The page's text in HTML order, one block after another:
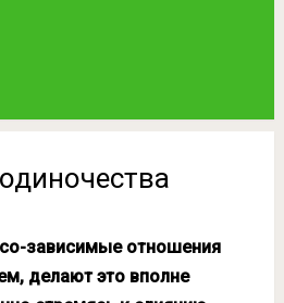
зависимые отношения
делают это вполне